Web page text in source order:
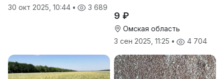
30 окт 2025, 10:44 • 3 689
9 ₽
Омская область
3 сен 2025, 11:25 • 4 704